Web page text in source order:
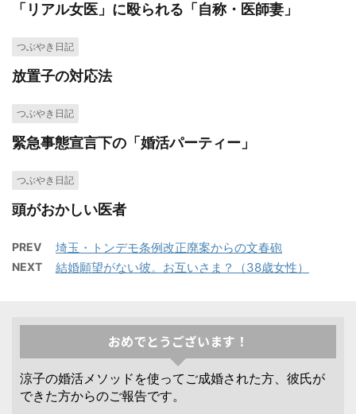
「リアル女医」に殴られる「自称・医師妻」
つぶやき日記
放置子の対応法
つぶやき日記
緊急事態宣言下の「婚活パーティー」
つぶやき日記
頭がおかしい医者
PREV 埼玉・トンデモ条例改正廃案からの文春砲
NEXT 結婚願望がない彼。お互いさま？（38歳女性）
おめでとうございます！
涼子の婚活メソッドを使ってご成婚された方、彼氏が
できた方からのご報告です。